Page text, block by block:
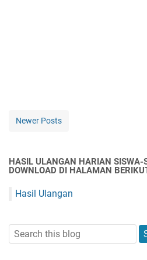
Newer Posts
HASIL ULANGAN HARIAN SISWA-
DOWNLOAD DI HALAMAN
Hasil Ulangan